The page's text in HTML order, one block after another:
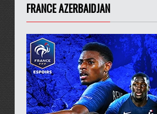
FRANCE AZERBAIDJAN